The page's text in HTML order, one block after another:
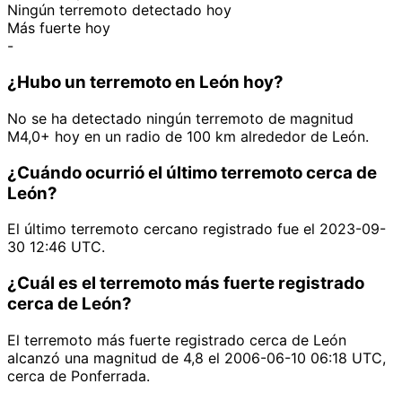
Ningún terremoto detectado hoy
Más fuerte hoy
-
¿Hubo un terremoto en León hoy?
No se ha detectado ningún terremoto de magnitud
M4,0+ hoy en un radio de 100 km alrededor de León.
¿Cuándo ocurrió el último terremoto cerca de
León?
El último terremoto cercano registrado fue el 2023-09-
30 12:46 UTC.
¿Cuál es el terremoto más fuerte registrado
cerca de León?
El terremoto más fuerte registrado cerca de León
alcanzó una magnitud de 4,8 el 2006-06-10 06:18 UTC,
cerca de Ponferrada.